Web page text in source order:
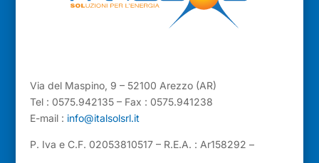
Via del Maspino, 9 – 52100 Arezzo (AR)
Tel : 0575.942135 – Fax : 0575.941238
E-mail : info@italsolsrl.it
P. Iva e C.F. 02053810517 – R.E.A. : Ar158292 –